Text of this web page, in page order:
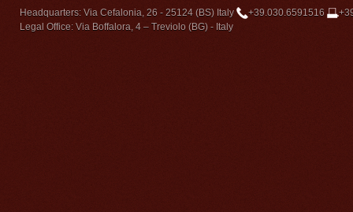
Headquarters: Via Cefalonia, 26 - 25124 (BS) Italy +39.030.6591516
Legal Office: Via Boffalora, 4 – Treviolo (BG) - Italy